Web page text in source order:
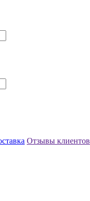
Отзывы клиентов